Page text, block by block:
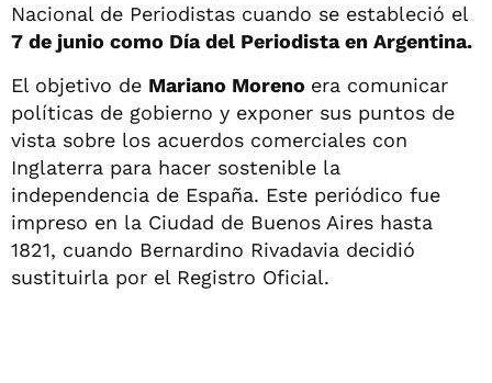
Nacional de Periodistas cuando se estableció el
7 de junio como Día del Periodista en Argentina.
El objetivo de Mariano Moreno era comunicar
políticas de gobierno y exponer sus puntos de
vista sobre los acuerdos comerciales con
Inglaterra para hacer sostenible la
independencia de España. Este periódico fue
impreso en la Ciudad de Buenos Aires hasta
1821, cuando Bernardino Rivadavia decidió
sustituirla por el Registro Oficial.